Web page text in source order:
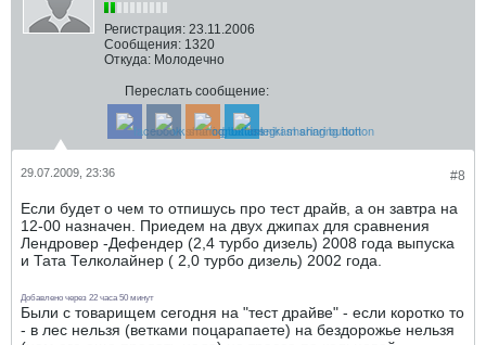
Регистрация: 23.11.2006
Сообщения: 1320
Откуда: Молодечно
Переслать сообщение:
#8
29.07.2009, 23:36
Если будет о чем то отпишусь про тест драйв, а он завтра на
12-00 назначен. Приедем на двух джипах для сравнения
Лендровер -Дефендер (2,4 турбо дизель) 2008 года выпуска
и Тата Телколайнер ( 2,0 турбо дизель) 2002 года.
Добавлено через 22 часа 50 минут
Были с товарищем сегодня на "тест драйве" - если коротко то
- в лес нельзя (ветками поцарапаете) на бездорожье нельзя